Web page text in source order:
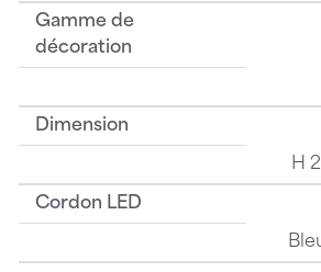
Gamme de
décoration
Dimension
H
Cordon LED